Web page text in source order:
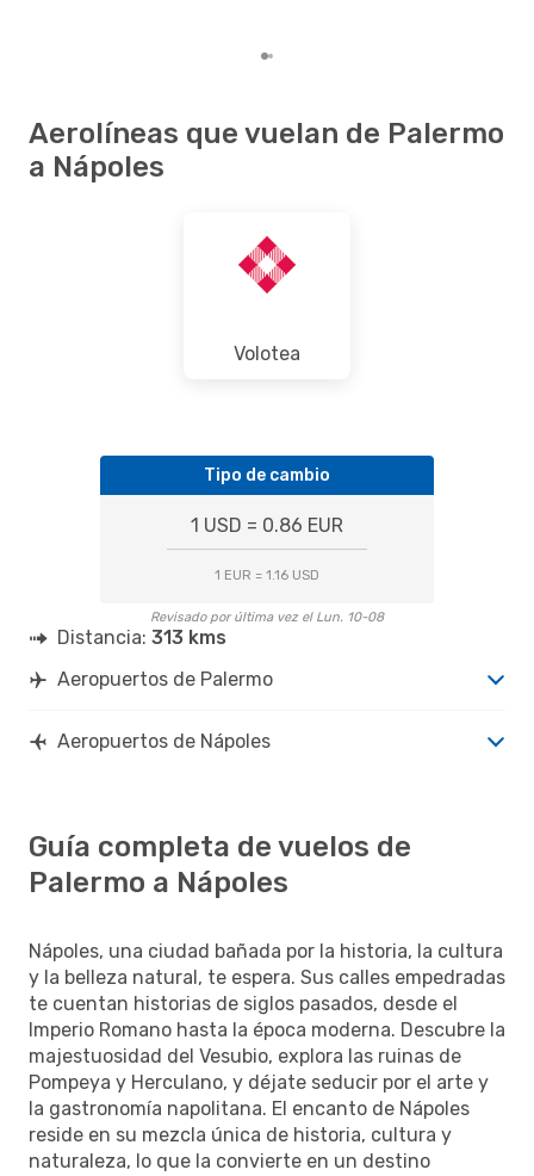
Aerolíneas que vuelan de Palermo
a Nápoles
Volotea
Tipo de cambio
1 USD = 0.86 EUR
1 EUR = 1.16 USD
Revisado por última vez el Lun. 10-08
Distancia: 313 kms
Aeropuertos de Palermo
Aeropuertos de Nápoles
Guía completa de vuelos de
Palermo a Nápoles
Nápoles, una ciudad bañada por la historia, la cultura
y la belleza natural, te espera. Sus calles empedradas
te cuentan historias de siglos pasados, desde el
Imperio Romano hasta la época moderna. Descubre la
majestuosidad del Vesubio, explora las ruinas de
Pompeya y Herculano, y déjate seducir por el arte y
la gastronomía napolitana. El encanto de Nápoles
reside en su mezcla única de historia, cultura y
naturaleza, lo que la convierte en un destino